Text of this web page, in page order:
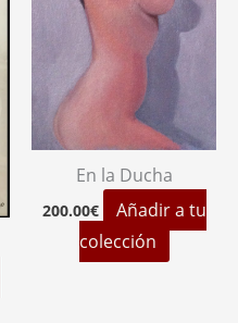
En la Ducha
200.00€
Añadir a tu
colección